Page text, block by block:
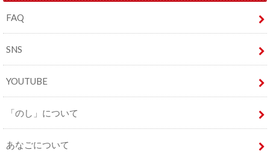
FAQ
SNS
YOUTUBE
「のし」について
あなごについて